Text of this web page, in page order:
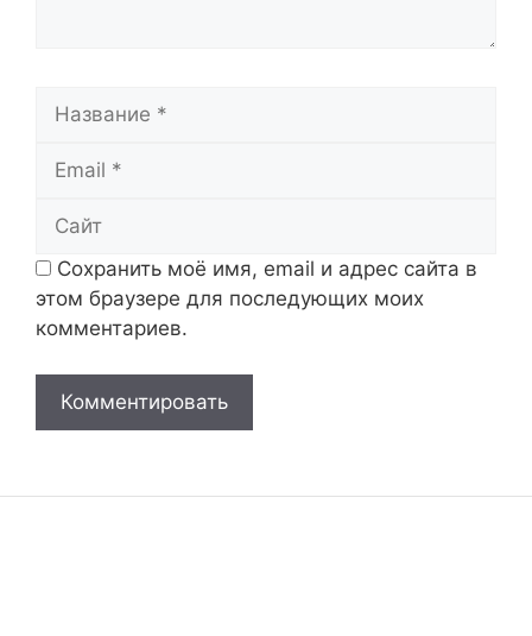
Название
Email
Сайт
Сохранить моё имя, email и адрес сайта в
этом браузере для последующих моих
комментариев.